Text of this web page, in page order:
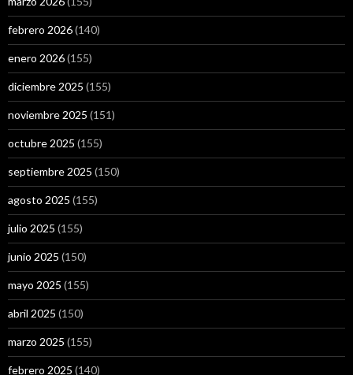
febrero 2026(140)
enero 2026(155)
diciembre 2025 (155)
noviembre 2025 (151)
octubre 2025 (155)
septiembre 2025 (150)
agosto 2025 (155)
julio 2025 (155)
junio 2025 (150)
mayo 2025 (155)
abril 2025 (150)
marzo 2025 (155)
febrero 2025 (140)